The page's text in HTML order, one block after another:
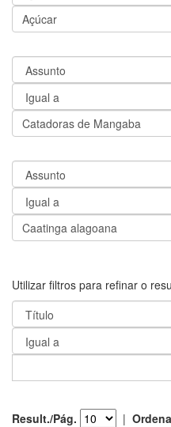
Utilizar filtros para refinar o
Result./Pág. |